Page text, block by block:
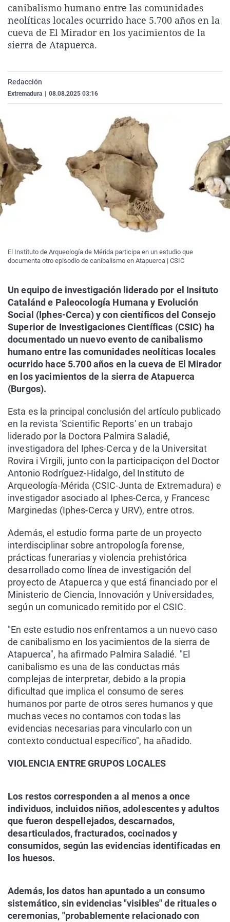
La rosa de los vientos
Gente viajera
Caso
Retornados
Extremadura
Galicia
Virales
Televisión
canibalismo humano entre las comunidades
neolíticas locales ocurrido hace 5.700 años en la
cueva de El Mirador en los yacimientos de la
sierra de Atapuerca.
Redacción
Extremadura 08.08.2025 03:16
El Instituto de Arqueología de Mérida participa en un estudio que
documenta otro episodio de canibalismo en Atapuerca | CSIC
Un equipo de investigación liderado por el Insituto
Catalánd e Paleocología Humana y Evolución
Social (Iphes-Cerca) y con científicos del Consejo
Superior de Investigaciones Científicas (CSIC) ha
documentado un nuevo evento de canibalismo
humano entre las comunidades neolíticas locales
ocurrido hace 5.700 años en la cueva de El Mirador
en los yacimientos de la sierra de Atapuerca
(Burgos).
Esta es la principal conclusión del artículo publicado
en la revista 'Scientific Reports' en un trabajo
liderado por la Doctora Palmira Saladié,
investigadora del Iphes-Cerca y de la Universitat
Rovira i Virgili, junto con la participaciçon del Doctor
Antonio Rodríguez-Hidalgo, del Instituto de
Arqueología-Mérida (CSIC-Junta de Extremadura) e
investigador asociado al Iphes-Cerca, y Francesc
Marginedas (Iphes-Cerca y URV), entre otros.
Además, el estudio forma parte de un proyecto
interdisciplinar sobre antropología forense,
prácticas funerarias y violencia prehistórica
desarrollado como línea de investigación del
proyecto de Atapuerca y que está financiado por el
Ministerio de Ciencia, Innovación y Universidades,
según un comunicado remitido por el CSIC.
"En este estudio nos enfrentamos a un nuevo caso
de canibalismo en los yacimientos de la sierra de
Atapuerca", ha afirmado Palmira Saladié. "El
canibalismo es una de las conductas más
complejas de interpretar, debido a la propia
dificultad que implica el consumo de seres
humanos por parte de otros seres humanos y que
muchas veces no contamos con todas las
evidencias necesarias para vincularlo con un
contexto conductual específico", ha añadido.
VIOLENCIA ENTRE GRUPOS LOCALES
Los restos corresponden a al menos a once
individuos, incluidos niños, adolescentes y adultos
que fueron despellejados, descarnados,
desarticulados, fracturados, cocinados y
consumidos, según las evidencias identificadas en
los huesos.
Además, los datos han apuntado a un consumo
sistemático, sin evidencias "visibles" de rituales o
ceremonias, "probablemente relacionado con